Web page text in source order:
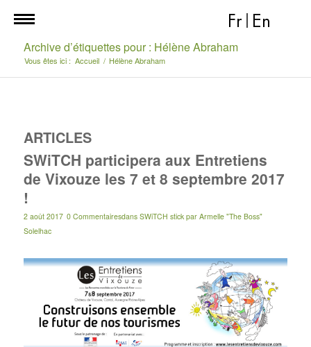
Fr En
Archive d’étiquettes pour : Hélène Abraham
Vous êtes ici : Accueil / Hélène Abraham
ARTICLES
SWiTCH participera aux Entretiens
de Vixouze les 7 et 8 septembre 2017
!
2 août 2017 0 Commentairesdans SWiTCH stick par Armelle "The Boss"
Solelhac